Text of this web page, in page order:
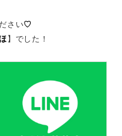
さい♡
】でした！